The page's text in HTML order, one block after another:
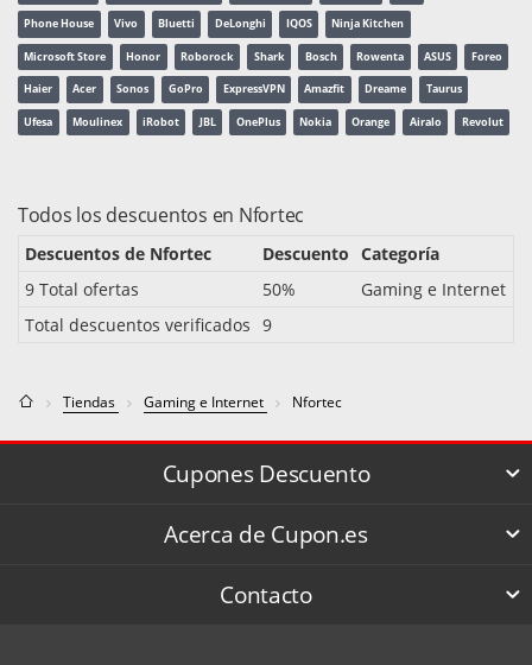
Phone House Vivo Bluetti DeLonghi IQOS Ninja Kitchen
Microsoft Store Honor Roborock Shark Bosch Rowenta ASUS Foreo
Haier Acer Sonos GoPro ExpressVPN Amazfit Dreame Taurus
Ufesa Moulinex iRobot JBL OnePlus Nokia Orange Airalo Revolut
Todos los descuentos en Nfortec
Descuentos de Nfortec Descuento Categoría
9 Total ofertas
50%
Gaming e Internet
Total descuentos verificados 9
Tiendas Gaming e Internet Nfortec
Cupones Descuento
Acerca de Cupon.es
Contacto